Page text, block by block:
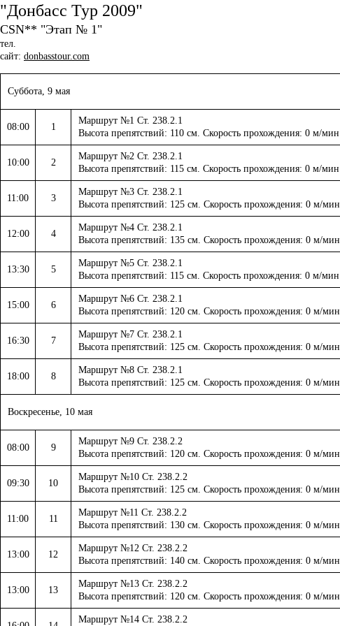
"Донбасс Тур 2009"
CSN** "Этап № 1"
тел.
сайт: donbasstour.com
Суббота, 9 мая
08:00 1
Маршрут №1 Ст. 238.2.1
Высота препятствий: 110 см. Скорость прохождения: 0 м/мин
10:00 2
Маршрут №2 Ст. 238.2.1
Высота препятствий: 115 см. Скорость прохождения: 0 м/мин
11:00 3
Маршрут №3 Ст. 238.2.1
Высота препятствий: 125 см. Скорость прохождения: 0 м/мин
12:00 4
Маршрут №4 Ст. 238.2.1
Высота препятствий: 135 см. Скорость прохождения: 0 м/мин
13:30 5
Маршрут №5 Ст. 238.2.1
Высота препятствий: 115 см. Скорость прохождения: 0 м/мин
15:00 6
Маршрут №6 Ст. 238.2.1
Высота препятствий: 120 см. Скорость прохождения: 0 м/мин
16:30 7
Маршрут №7 Ст. 238.2.1
Высота препятствий: 125 см. Скорость прохождения: 0 м/мин
18:00 8
Маршрут №8 Ст. 238.2.1
Высота препятствий: 125 см. Скорость прохождения: 0 м/мин
Воскресенье, 10 мая
08:00 9
Маршрут №9 Ст. 238.2.2
Высота препятствий: 120 см. Скорость прохождения: 0 м/мин
09:30 10
Маршрут №10 Ст. 238.2.2
Высота препятствий: 125 см. Скорость прохождения: 0 м/мин
11:00 11
Маршрут №11 Ст. 238.2.2
Высота препятствий: 130 см. Скорость прохождения: 0 м/мин
13:00 12
Маршрут №12 Ст. 238.2.2
Высота препятствий: 140 см. Скорость прохождения: 0 м/мин
13:00 13
Маршрут №13 Ст. 238.2.2
Высота препятствий: 120 см. Скорость прохождения: 0 м/мин
Маршрут №14 Ст. 238.2.2